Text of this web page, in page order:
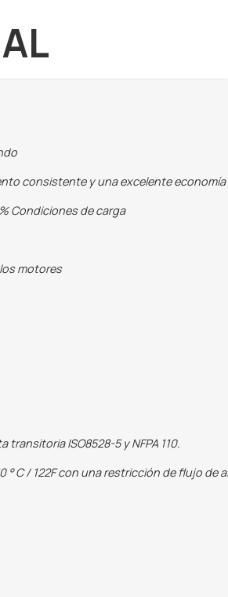
consistente y una excelente
Condiciones de carga
motores
ISO8528-5 y NFPA 110.
C / 122F con una restricción de flujo de